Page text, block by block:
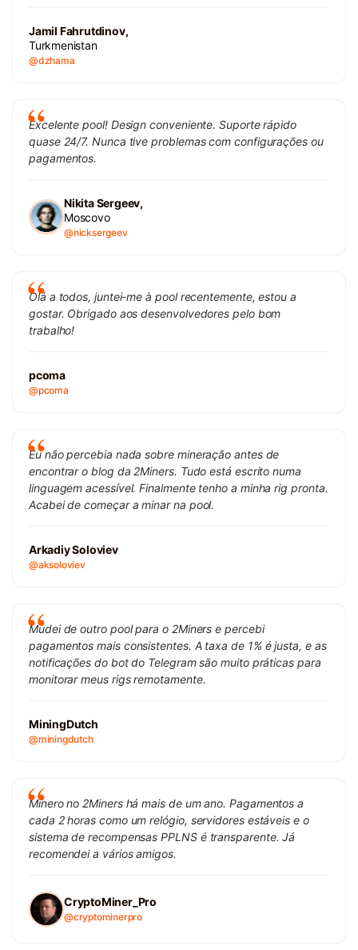
Jamil Fahrutdinov,
Turkmenistan
@dzhama
Excelente pool! Design conveniente. Suporte rápido
quase 24/7. Nunca tive problemas com configurações ou
pagamentos.
Nikita Sergeev,
Moscovo
@nicksergeev
Olá a todos, juntei-me à pool recentemente, estou a
gostar. Obrigado aos desenvolvedores pelo bom
trabalho!
pcoma
@pcoma
Eu não percebia nada sobre mineração antes de
encontrar o blog da 2Miners. Tudo está escrito numa
linguagem acessível. Finalmente tenho a minha rig pronta.
Acabei de começar a minar na pool.
Arkadiy Soloviev
@aksoloviev
Mudei de outro pool para o 2Miners e percebi
pagamentos mais consistentes. A taxa de 1% é justa, e as
notificações do bot do Telegram são muito práticas para
monitorar meus rigs remotamente.
MiningDutch
@miningdutch
Minero no 2Miners há mais de um ano. Pagamentos a
cada 2 horas como um relógio, servidores estáveis e o
sistema de recompensas PPLNS é transparente. Já
recomendei a vários amigos.
CryptoMiner_Pro
@cryptominerpro